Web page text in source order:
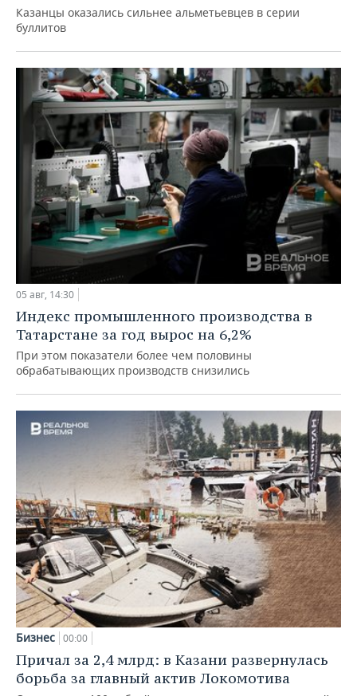
Казанцы оказались сильнее альметьевцев в серии
буллитов
05 авг, 14:30
Индекс промышленного производства в
Татарстане за год вырос на 6,2%
При этом показатели более чем половины
обрабатывающих производств снизились
Бизнес 00:00
Причал за 2,4 млрд: в Казани развернулась
борьба за главный актив Локомотива